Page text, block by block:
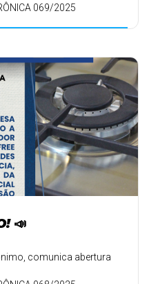
069/2025
📣
comunica abertura